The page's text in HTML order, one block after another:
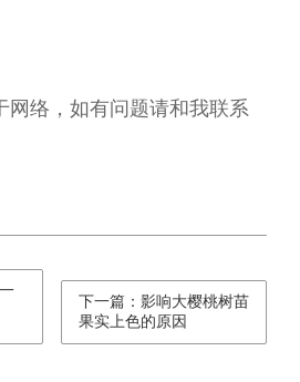
络，如有问题请和我联系
下一篇：影响大樱桃树苗
果实上色的原因